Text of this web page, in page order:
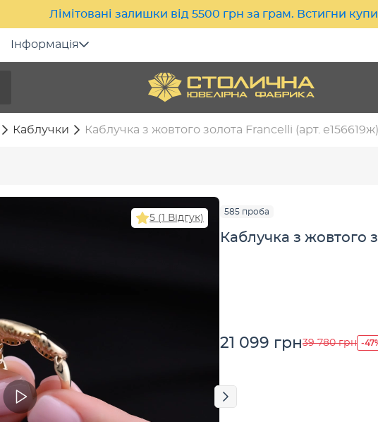
Лімітовані залишки від 5500 грн за грам. Встигни
Інформація
Каблучки Каблучка з жовтого золота Francelli (арт. е156619ж)
5 (1 Відгук)
585 проба
Каблучка з жовтого
21 099 грн39 780 грн -